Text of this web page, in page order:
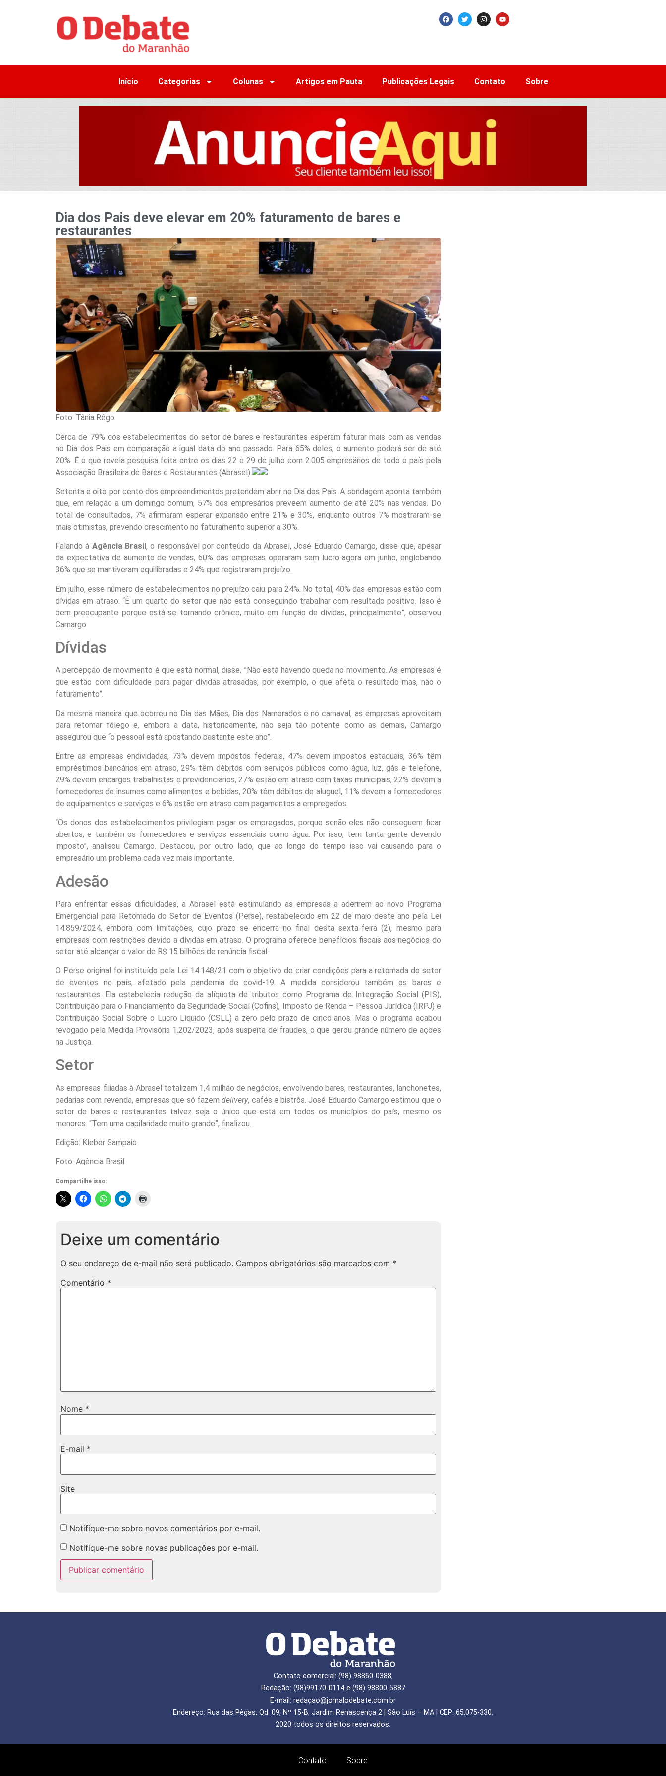
Início Categorias Colunas Artigos em Pauta Publicações Legais Contato Sobre
Dia dos Pais deve elevar em 20% faturamento de bares e
restaurantes
Foto: Tânia Rêgo
Cerca de 79% dos estabelecimentos do setor de bares e restaurantes esperam faturar mais com as vendas
no Dia dos Pais em comparação a igual data do ano passado. Para 65% deles, o aumento poderá ser de até
20%. É o que revela pesquisa feita entre os dias 22 e 29 de julho com 2.005 empresários de todo o país pela
Associação Brasileira de Bares e Restaurantes (Abrasel).
Setenta e oito por cento dos empreendimentos pretendem abrir no Dia dos Pais. A sondagem aponta também
que, em relação a um domingo comum, 57% dos empresários preveem aumento de até 20% nas vendas. Do
total de consultados, 7% afirmaram esperar expansão entre 21% e 30%, enquanto outros 7% mostraram-se
mais otimistas, prevendo crescimento no faturamento superior a 30%.
Falando à Agência Brasil, o responsável por conteúdo da Abrasel, José Eduardo Camargo, disse que, apesar
da expectativa de aumento de vendas, 60% das empresas operaram sem lucro agora em junho, englobando
36% que se mantiveram equilibradas e 24% que registraram prejuízo.
Em julho, esse número de estabelecimentos no prejuízo caiu para 24%. No total, 40% das empresas estão com
dívidas em atraso. “É um quarto do setor que não está conseguindo trabalhar com resultado positivo. Isso é
bem preocupante porque está se tornando crônico, muito em função de dívidas, principalmente”, observou
Camargo.
Dívidas
A percepção de movimento é que está normal, disse. ”Não está havendo queda no movimento. As empresas é
que estão com dificuldade para pagar dívidas atrasadas, por exemplo, o que afeta o resultado mas, não o
faturamento”.
Da mesma maneira que ocorreu no Dia das Mães, Dia dos Namorados e no carnaval, as empresas aproveitam
para retomar fôlego e, embora a data, historicamente, não seja tão potente como as demais, Camargo
assegurou que “o pessoal está apostando bastante este ano”.
Entre as empresas endividadas, 73% devem impostos federais, 47% devem impostos estaduais, 36% têm
empréstimos bancários em atraso, 29% têm débitos com serviços públicos como água, luz, gás e telefone,
29% devem encargos trabalhistas e previdenciários, 27% estão em atraso com taxas municipais, 22% devem a
fornecedores de insumos como alimentos e bebidas, 20% têm débitos de aluguel, 11% devem a fornecedores
de equipamentos e serviços e 6% estão em atraso com pagamentos a empregados.
“Os donos dos estabelecimentos privilegiam pagar os empregados, porque senão eles não conseguem ficar
abertos, e também os fornecedores e serviços essenciais como água. Por isso, tem tanta gente devendo
imposto”, analisou Camargo. Destacou, por outro lado, que ao longo do tempo isso vai causando para o
empresário um problema cada vez mais importante.
Adesão
Para enfrentar essas dificuldades, a Abrasel está estimulando as empresas a aderirem ao novo Programa
Emergencial para Retomada do Setor de Eventos (Perse), restabelecido em 22 de maio deste ano pela Lei
14.859/2024, embora com limitações, cujo prazo se encerra no final desta sexta-feira (2), mesmo para
empresas com restrições devido a dívidas em atraso. O programa oferece benefícios fiscais aos negócios do
setor até alcançar o valor de R$ 15 bilhões de renúncia fiscal.
O Perse original foi instituído pela Lei 14.148/21 com o objetivo de criar condições para a retomada do setor
de eventos no país, afetado pela pandemia de covid-19. A medida considerou também os bares e
restaurantes. Ela estabelecia redução da alíquota de tributos como Programa de Integração Social (PIS),
Contribuição para o Financiamento da Seguridade Social (Cofins), Imposto de Renda – Pessoa Jurídica (IRPJ) e
Contribuição Social Sobre o Lucro Líquido (CSLL) a zero pelo prazo de cinco anos. Mas o programa acabou
revogado pela Medida Provisória 1.202/2023, após suspeita de fraudes, o que gerou grande número de ações
na Justiça.
Setor
As empresas filiadas à Abrasel totalizam 1,4 milhão de negócios, envolvendo bares, restaurantes, lanchonetes,
padarias com revenda, empresas que só fazemdelivery, cafés e bistrôs. José Eduardo Camargo estimou que o
setor de bares e restaurantes talvez seja o único que está em todos os municípios do país, mesmo os
menores. “Tem uma capilaridade muito grande”, finalizou.
Edição: Kleber Sampaio
Foto: Agência Brasil
Compartilhe isso:
Deixe um comentário
O seu endereço de e-mail não será publicado. Campos obrigatórios são marcados com *
Comentário *
Nome *
E-mail *
Site
Notifique-me sobre novos comentários por e-mail.
Notifique-me sobre novas publicações por e-mail.
Contato comercial: (98) 98860-0388,
Redação: (98)99170-0114 e (98) 98800-5887
E-mail: redaçao@jornalodebate.com.br
Endereço: Rua das Pêgas, Qd. 09, Nº 15-B, Jardim Renascença 2 | São Luís – MA | CEP: 65.075-330.
2020 todos os direitos reservados.
Contato Sobre